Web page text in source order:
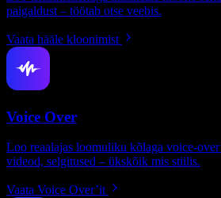
paigaldust – töötab otse veebis.
Vaata hääle kloonimist
Voice Over
Loo reaalajas loomuliku kõlaga voice-
videod, selgitused – ükskõik mis stiilis.
Vaata Voice Over’it